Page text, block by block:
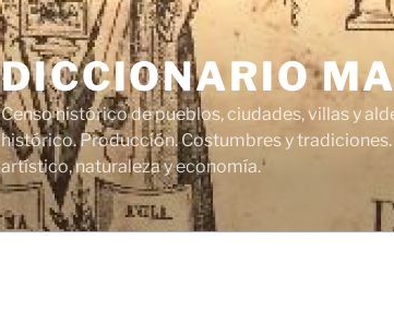
DICCIONARIO
Censo histórico de pueblos, ciudades, villas y
histórico. Producción. Costumbres y
artístico, naturaleza y economía.